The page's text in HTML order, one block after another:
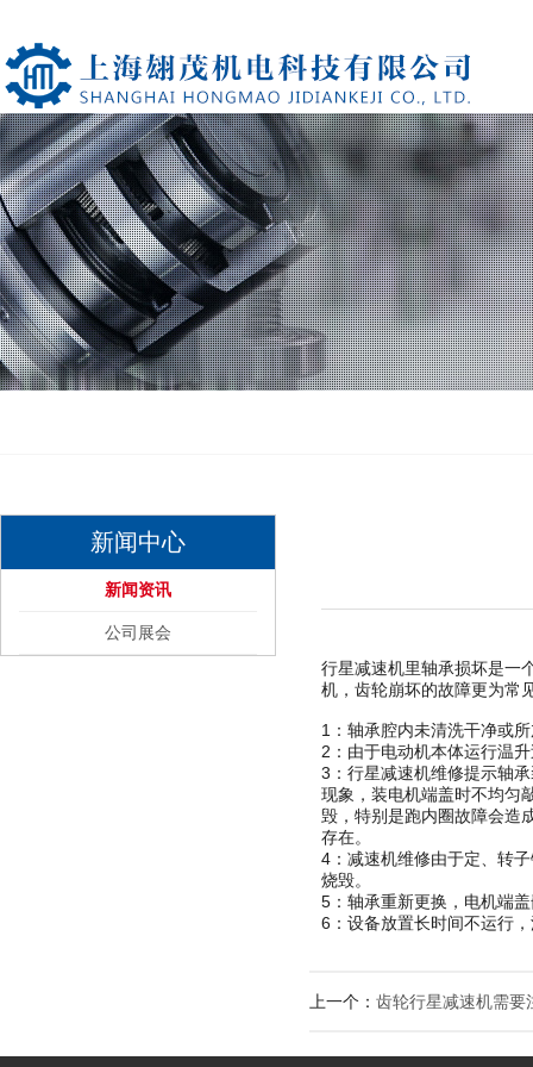
新闻中心
新闻资讯
公司展会
行星减速机里轴承损坏是一
机，齿轮崩坏的故障更为常
1：轴承腔内未清洗干净或
2：由于电动机本体运行温
3：行星减速机维修提示轴
现象，装电机端盖时不均匀
毁，特别是跑内圈故障会造
存在。
4：减速机维修由于定、转
烧毁。
5：轴承重新更换，电机端
6：设备放置长时间不运行
上一个： 齿轮行星减速机需要